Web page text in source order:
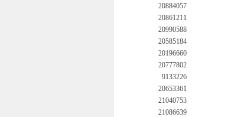
20884057
20861211
20990588
20585184
20196660
20777802
9133226
20653361
21040753
21086639